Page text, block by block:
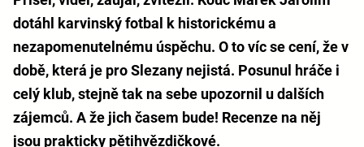
dotáhl karvinský fotbal k historickému a
nezapomenutelnému úspěchu. O to víc se cení, že v
době, která je pro Slezany nejistá. Posunul hráče i
celý klub, stejně tak na sebe upozornil u dalších
zájemců. A že jich časem bude! Recenze na něj
jsou prakticky pětihvězdičkové.